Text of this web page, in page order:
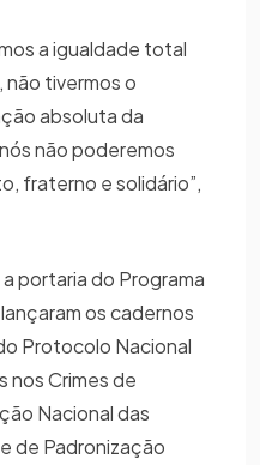
a igualdade total
não tivermos o
absoluta da
não poderemos
fraterno e solidário”,
portaria do Programa
os cadernos
Protocolo Nacional
nos Crimes de
Nacional das
de Padronização